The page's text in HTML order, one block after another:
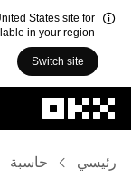
States site for
in your region.
Switch site
رئيسي حاسبة